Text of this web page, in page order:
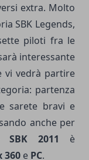
extra. Molto
SBK Legends,
piloti fra le
interessante
vi vedrà partire
partenza
sarete bravi e
anche per
2011 è
360 e PC.